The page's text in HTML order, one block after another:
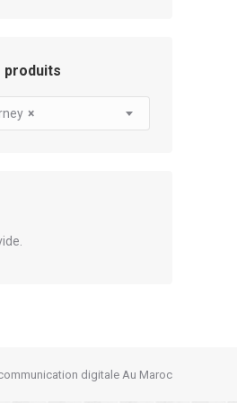
produits
×
digitale Au Maroc